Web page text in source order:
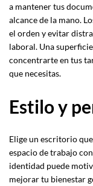
a mantener tus
alcance de la mano.
el orden y evitar
laboral. Una
concentrarte en tus
que necesitas.
Estilo y
Elige un escritorio
espacio de trabajo
identidad puede
mejorar tu bienestar